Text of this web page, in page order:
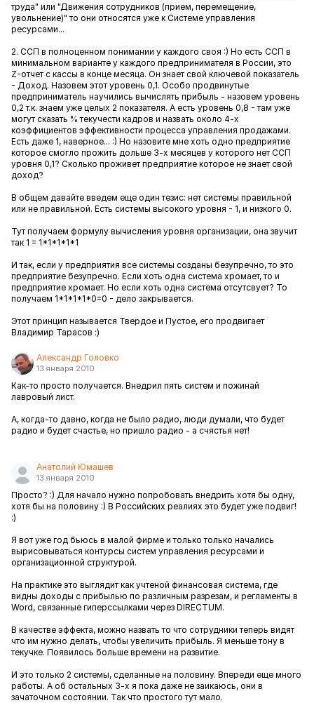
труда" или "Движения сотрудников (прием, перемещение,
увольнение)" то они относятся уже к Системе управления
ресурсами...
2. ССП в полноценном понимании у каждого своя :) Но есть ССП в
минимальном варианте у каждого предпринимателя в России, это
Z-отчет с кассы в конце месяца. Он знает свой ключевой показатель
- Доход. Назовем этот уровень 0,1. Особо продвинутые
предприниматель научились вычислять прибыль - назовем уровень
0,2 т.к. знаем уже целых 2 показателя. А есть уровень 0,8 - там уже
могут сказать % текучести кадров и назвать около 4-х
коэффициентов эффективности процесса управления продажами.
Есть даже 1, наверное... :) Но назовите мне хоть одно предприятие
которое смогло прожить дольше 3-х месяцев у которого нет ССП
уровня 0,1? Сколько проживет предприятие которое не знает свой
доход?
В общем давайте введем еще один тезис: нет системы правильной
или не правильной. Есть системы высокого уровня - 1, и низкого 0.
Тут получаем формулу вычисления уровня организации, она звучит
так 1 = 1*1*1*1*1
И так, если у предприятия все системы созданы безупречно, то это
предприятие безупречно. Если хоть одна система хромает, то и
предприятие хромает. Но если хоть одна система отсутсвует? То
получаем 1*1*1*1*0=0 - дело закрывается.
Этот принцип называется Твердое и Пустое, его продвигает
Владимир Тарасов :)
Александр Головко
13 января 2010
Как-то просто получается. Внедрил пять систем и пожинай
лавровый лист.
А, когда-то давно, когда не было радио, люди думали, что будет
радио и будет счастье, но пришло радио - а счястья нет!
Анатолий Юмашев
13 января 2010
Просто? :) Для начало нужно попробовать внедрить хотя бы одну,
хотя бы на половину :) В Российских реалиях это будет уже подвиг!
:)
Я вот уже год бьюсь в малой фирме и только только начались
вырисовываться контурсы систем управления ресурсами и
организационной структурой.
На практике это выглядит как учтеной финансовая система, где
видны доходы с прибылью по различным разрезам, и регламенты в
Word, связанные гиперссылками через DIRECTUM.
В качестве эффекта, можно назвать то что сотрудники теперь видят
что им нужно делать, чтобы увеличить прибыль. Я меньше тону в
текучке. Появилось больше времени на развитие.
И это только 2 системы, сделанные на половину. Впереди еще много
работы. А об остальных 3-х я пока даже не заикаюсь, они в
зачаточном состоянии. Так что простого тут мало.